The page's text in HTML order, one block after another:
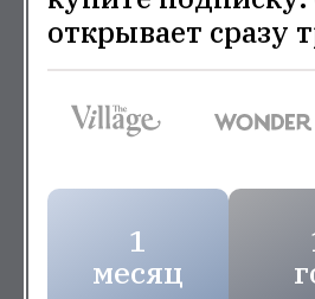
открывает сразу
1
месяц